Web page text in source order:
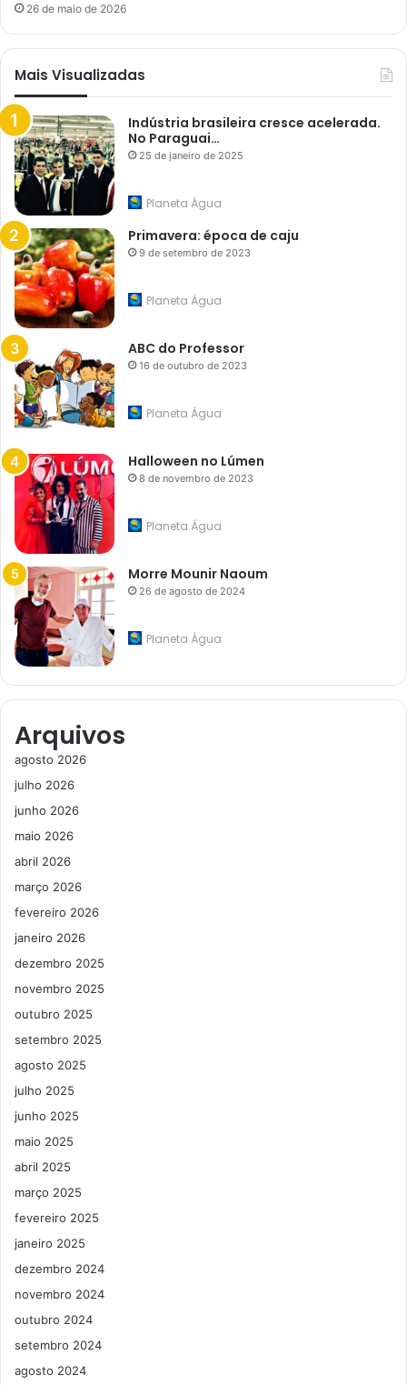
26 de maio de 2026
Mais Visualizadas
Indústria brasileira cresce acelerada.
No Paraguai…
25 de janeiro de 2025
Planeta Água
Primavera: época de caju
9 de setembro de 2023
Planeta Água
ABC do Professor
16 de outubro de 2023
Planeta Água
Halloween no Lúmen
8 de novembro de 2023
Planeta Água
Morre Mounir Naoum
26 de agosto de 2024
Planeta Água
Arquivos
agosto 2026
julho 2026
junho 2026
maio 2026
abril 2026
março 2026
fevereiro 2026
janeiro 2026
dezembro 2025
novembro 2025
outubro 2025
setembro 2025
agosto 2025
julho 2025
junho 2025
maio 2025
abril 2025
março 2025
fevereiro 2025
janeiro 2025
dezembro 2024
novembro 2024
outubro 2024
setembro 2024
agosto 2024